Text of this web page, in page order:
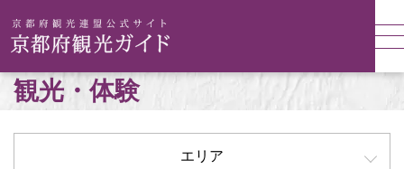
観光・体験
エリア